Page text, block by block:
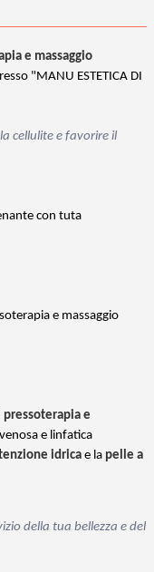
e massaggio
"MANU ESTETICA DI
cellulite e favorire il
con tuta
e massaggio
e
e linfatica
idrica e la pelle a
della tua bellezza e del